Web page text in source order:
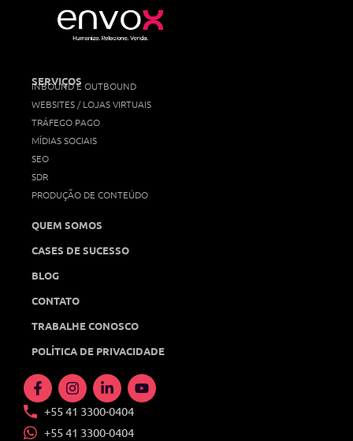
SERVIÇOS
INBOUND E OUTBOUND
WEBSITES / LOJAS VIRTUAIS
TRÁFEGO PAGO
MÍDIAS SOCIAIS
SEO
SDR
PRODUÇÃO DE CONTEÚDO
QUEM SOMOS
CASES DE SUCESSO
BLOG
CONTATO
TRABALHE CONOSCO
POLÍTICA DE PRIVACIDADE
+55 41 3300-0404
+55 41 3300-0404